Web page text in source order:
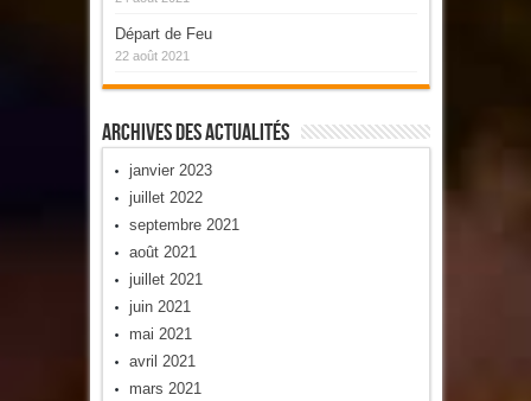
Départ de Feu
22 août 2021
Archives Des Actualités
janvier 2023
juillet 2022
septembre 2021
août 2021
juillet 2021
juin 2021
mai 2021
avril 2021
mars 2021